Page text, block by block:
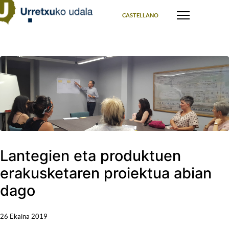
CASTELLANO
Lantegien eta produktuen
erakusketaren proiektua abian
dago
26 Ekaina 2019